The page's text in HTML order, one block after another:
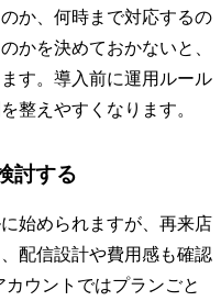
か、何時まで対応するの
かを決めておかないと、
す。導入前に運用ルール
整えやすくなります。
討する
始められますが、再来店
配信設計や費用感も確認
ウントではプランごと